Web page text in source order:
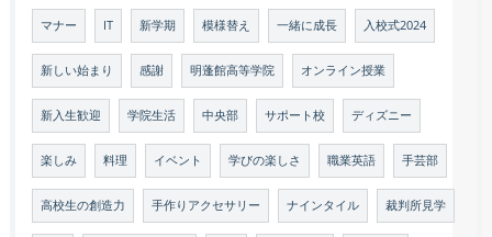
マナー IT 新学期 模様替え 一緒に成長 入校式2024
新しい始まり 感謝 明蓬館高等学院 オンライン授業
新入生歓迎 学院生活 中央部 サポート校 ディズニー
楽しみ 料理 イベント 学びの楽しさ 職業英語 手芸部
高校生の創造力 手作りアクセサリー ナインタイル 裁判所見学